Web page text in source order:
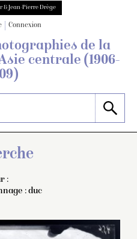
Jean-Pierre Drège
Connexion
de la
centrale (1906-
:
: duc